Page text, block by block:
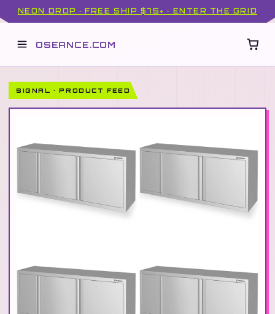
NEON DROP · FREE SHIP $75+ · ENTER THE GRID
OSEANCE.COM
SIGNAL · PRODUCT FEED